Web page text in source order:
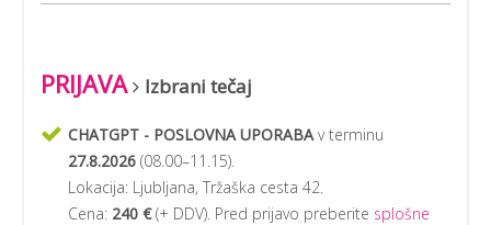
PRIJAVA Izbrani tečaj
CHATGPT - POSLOVNA UPORABAv terminu
27.8.2026 (08.00–11.15).
Lokacija: Ljubljana, Tržaška cesta 42.
Cena: 240 €(+ DDV). Pred prijavo preberite splošne